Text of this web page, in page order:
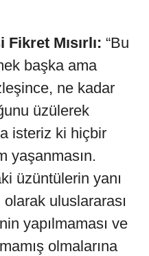
Mısırlı: “Bu
başka ama
ne kadar
üzülerek
isteriz ki hiçbir
yaşanmasın.
üzüntülerin yanı
uluslararası
yapılmaması ve
olmalarına